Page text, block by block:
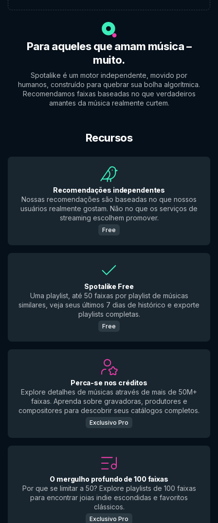
Para aqueles que amam música –
muito.
Spotalike é um motor independente, movido por
humanos, construído para quebrar sua bolha algorítmica.
Recomendamos faixas baseadas no que verdadeiros
amantes da música realmente curtem.
Recursos
Recomendações independentes
Nossas recomendações são baseadas no que nossos
usuários realmente gostam. Não no que os serviços de
streaming escolhem promover.
Free
Spotalike Free
Uma playlist, até 50 faixas por playlist de músicas
similares, veja seus últimos 7 dias de histórico e exporte
playlists completas.
Free
Perca-se nos créditos
Explore detalhes de músicas através de mais de 50M+
faixas. Aprenda sobre gravadoras, produtores e
compositores para descobrir seus catálogos completos.
Exclusivo Pro
O mergulho profundo de 100 faixas
Por que se limitar a 50? Explore playlists de 100 faixas
para encontrar joias indie escondidas e favoritos
clássicos.
Exclusivo Pro